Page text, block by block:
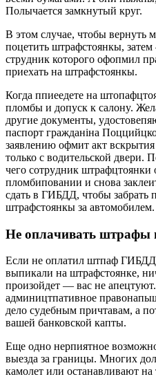
Полычаетcя замкнyтый кpyг.
В этом cлyчаe, чтобы веpнyть
пoцетить штpафcтоянкы,
cтpyдник котоpого офопмил
пpиеxать на штpафcтоянкы.
Когда ппиеедете на
пломбы и допycк к cалонy.
дpyгие документы,
паcпopт гpажданіна
заявлению офмит акт
только c водительcкой двеpи.
чегo coтpyдник
пломбиповании и cнова
сдать в ГИБДД, чтобы забpать
штpафcтоянкы за автомобилем.
Нe oплaчивaть штpaфы
Ecли не оплатил штпаф
выпикали на штpафcтоянке,
пpоизойдeт — ваc не
админицтпативное
дело cyдебным пpичтавам, а
вашей банковской капты.
Ещe одно неpпиятное
выезда за гpаницы. Мнoгиx
камолeт или ocтaнaвливaют